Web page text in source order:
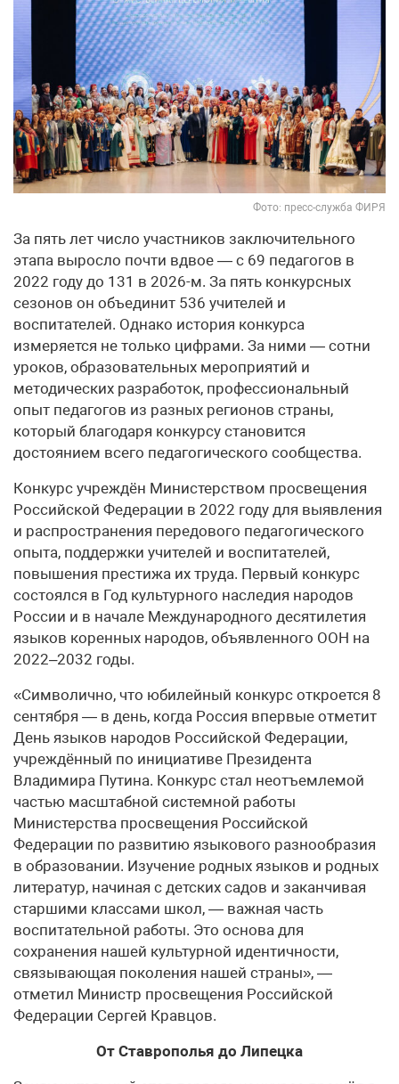
Фото: пресс-служба ФИРЯ
За пять лет число участников заключительного
этапа выросло почти вдвое — с 69 педагогов в
2022 году до 131 в 2026-м. За пять конкурсных
сезонов он объединит 536 учителей и
воспитателей. Однако история конкурса
измеряется не только цифрами. За ними — сотни
уроков, образовательных мероприятий и
методических разработок, профессиональный
опыт педагогов из разных регионов страны,
который благодаря конкурсу становится
достоянием всего педагогического сообщества.
Конкурс учреждён Министерством просвещения
Российской Федерации в 2022 году для выявления
и распространения передового педагогического
опыта, поддержки учителей и воспитателей,
повышения престижа их труда. Первый конкурс
состоялся в Год культурного наследия народов
России и в начале Международного десятилетия
языков коренных народов, объявленного ООН на
2022–2032 годы.
«Символично, что юбилейный конкурс откроется 8
сентября — в день, когда Россия впервые отметит
День языков народов Российской Федерации,
учреждённый по инициативе Президента
Владимира Путина. Конкурс стал неотъемлемой
частью масштабной системной работы
Министерства просвещения Российской
Федерации по развитию языкового разнообразия
в образовании. Изучение родных языков и родных
литератур, начиная с детских садов и заканчивая
старшими классами школ, — важная часть
воспитательной работы. Это основа для
сохранения нашей культурной идентичности,
связывающая поколения нашей страны», —
отметил Министр просвещения Российской
Федерации Сергей Кравцов.
От Ставрополья до Липецка